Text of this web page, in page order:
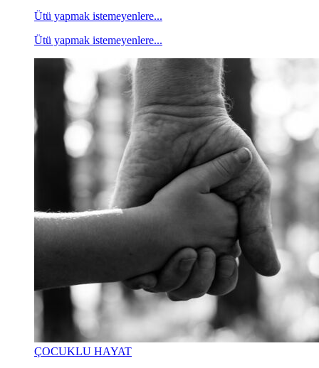
Ütü yapmak istemeyenlere...
Ütü yapmak istemeyenlere...
ÇOCUKLU HAYAT